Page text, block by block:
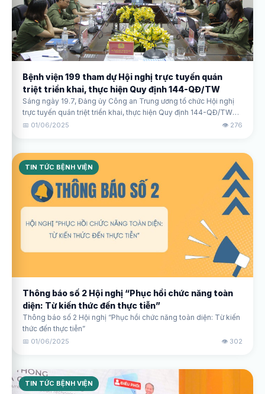
Bệnh viện 199 tham dự Hội nghị trực tuyến quán
triệt triển khai, thực hiện Quy định 144-QĐ/TW
Sáng ngày 19.7, Đảng ủy Công an Trung ương tổ chức Hội nghị
trực tuyến quán triệt triển khai, thực hiện Quy định 144-QĐ/TW
ngày 09.5.2024 của Bộ Chính trị. Tham dự Hội nghị có Đảng ủy
📅 01/06/2025 👁️ 276
TIN TỨC BỆNH VIỆN
Thông báo số 2 Hội nghị “Phục hồi chức năng toàn
diện: Từ kiến thức đến thực tiễn”
Thông báo số 2 Hội nghị “Phục hồi chức năng toàn diện: Từ kiến
thức đến thực tiễn”
📅 01/06/2025 👁️ 302
TIN TỨC BỆNH VIỆN